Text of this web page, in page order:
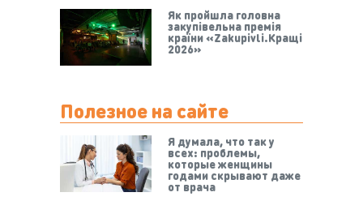
Як пройшла головна
закупівельна премія
країни «Zakupivli.Кращі
2026»
Полезное на сайте
Я думала, что так у
всех: проблемы,
которые женщины
годами скрывают даже
от врача